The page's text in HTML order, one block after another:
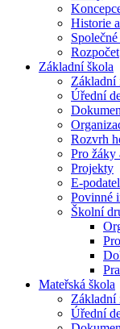
Historie
Rozpočet
Základní škola
Základní
Úřední
Rozvrh
Pro žáky
Projekty
E-
Povinné
Školní
Mateřská škola
Základní
Úřední